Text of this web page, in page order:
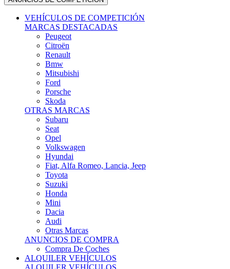
VEHÍCULOS DE COMPETICIÓN
MARCAS DESTACADAS
Peugeot
Citroën
Renault
Bmw
Mitsubishi
Ford
Porsche
Skoda
OTRAS MARCAS
Subaru
Seat
Opel
Volkswagen
Hyundai
Fiat, Alfa Romeo, Lancia, Jeep
Toyota
Suzuki
Honda
Mini
Dacia
Audi
Otras Marcas
ANUNCIOS DE COMPRA
Compra De Coches
ALQUILER VEHÍCULOS
ALQUILER VEHÍCULOS
Ofertas